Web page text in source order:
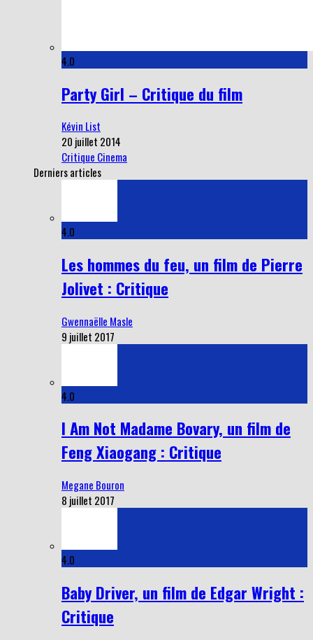
4.0
Party Girl – Critique du film
Kévin List
20 juillet 2014
Critique Cinema
Derniers articles
4.0
Les hommes du feu, un film de Pierre
Jolivet : Critique
Gwennaëlle Masle
9 juillet 2017
4.0
I Am Not Madame Bovary, un film de
Feng Xiaogang : Critique
Megane Bouron
8 juillet 2017
4.0
Baby Driver, un film de Edgar Wright :
Critique